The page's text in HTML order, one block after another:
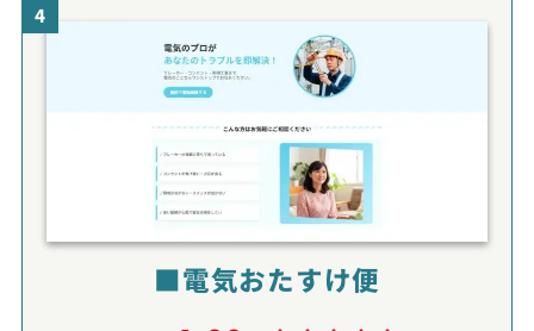
4
■電気おたすけ便